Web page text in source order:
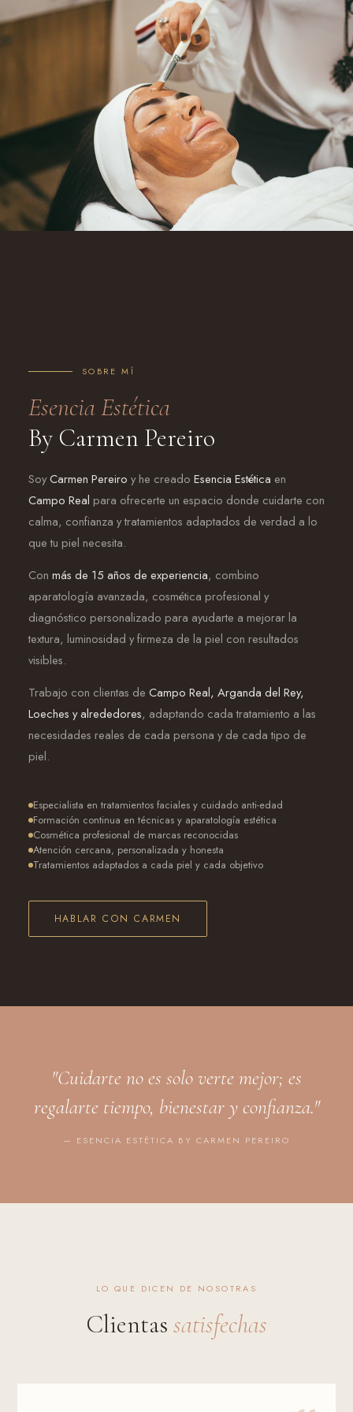
SOBRE MÍ
Esencia Estética
By Carmen Pereiro
SoyCarmen Pereiro y he creado Esencia Estética en
Campo Real para ofrecerte un espacio donde cuidarte con
calma, confianza y tratamientos adaptados de verdad a lo
que tu piel necesita.
Con más de 15 años de experiencia, combino
aparatología avanzada, cosmética profesional y
diagnóstico personalizado para ayudarte a mejorar la
textura, luminosidad y firmeza de la piel con resultados
visibles.
Trabajo con clientas de Campo Real, Arganda del Rey,
Loeches y alrededores, adaptando cada tratamiento a las
necesidades reales de cada persona y de cada tipo de
piel.
Especialista en tratamientos faciales y cuidado anti-edad
Formación continua en técnicas y aparatología estética
Cosmética profesional de marcas reconocidas
Atención cercana, personalizada y honesta
Tratamientos adaptados a cada piel y cada objetivo
HABLAR CON CARMEN
"Cuidarte no es solo verte mejor; es
regalarte tiempo, bienestar y confianza."
— ESENCIA ESTÉTICA BY CARMEN PEREIRO
LO QUE DICEN DE NOSOTRAS
Clientas satisfechas